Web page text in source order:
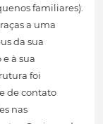
familiares).
a uma
da sua
à sua
foi
de contato
nas